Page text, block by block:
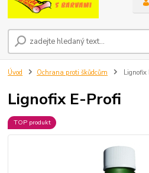
Úvod Ochrana proti škůdcům Lignofix
Lignofix E-Profi
TOP produkt